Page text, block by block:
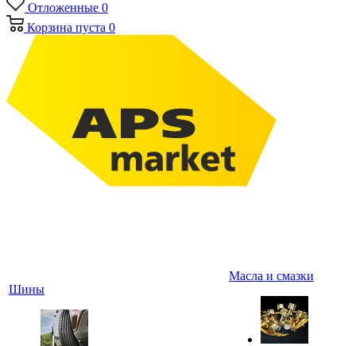
Отложенные 0
Корзина пуста 0
Шины
Масла и смазки